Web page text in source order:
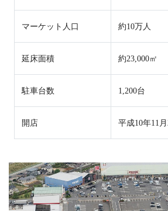
マーケット人口 約10万人
延床面積 約23,000㎡
駐車台数 1,200台
開店 平成10年11